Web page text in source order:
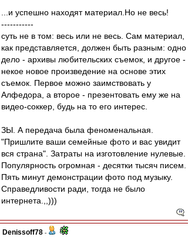
...и успешно находят материал.Но не весь!
-----------
суть не в том: весь или не весь. Сам материал,
как представляется, должен быть разным: одно
дело - архивы любительских съемок, и другое -
некое новое произведение на основе этих
съемок. Первое можно заимствовать у
Алфедора, а второе - презентовать ему же на
видео-соккер, будь на то его интерес.
ЗЫ. А передача была феноменальная.
"Пришлите ваши семейные фото и вас увидит
вся страна". Затраты на изготовление нулевые.
Популярность огромная - десятки тысяч писем.
Пять минут демонстрации фото под музыку.
Справедливости ради, тогда не было
интернета.,,)))
Denissoff78 -